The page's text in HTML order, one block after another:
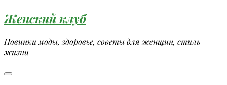
Перейти
к
содержимому
Женский клуб
Новинки моды, здоровье, советы для женщин, стиль
жизни